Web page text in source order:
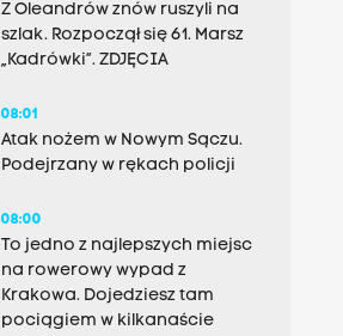
Z Oleandrów znów ruszyli na
szlak. Rozpoczął się 61. Marsz
„Kadrówki”. ZDJĘCIA
08:01
Atak nożem w Nowym Sączu.
Podejrzany w rękach policji
08:00
To jedno z najlepszych miejsc
na rowerowy wypad z
Krakowa. Dojedziesz tam
pociągiem w kilkanaście